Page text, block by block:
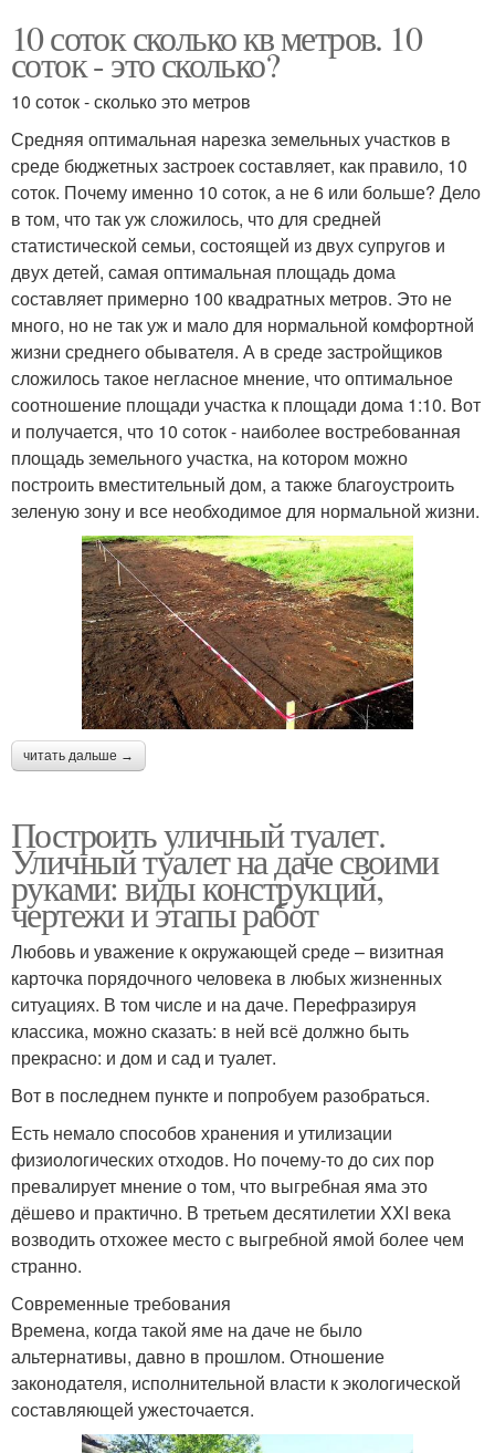
10 соток сколько кв метров. 10
соток - это сколько?
10 соток - сколько это метров
Средняя оптимальная нарезка земельных участков в
среде бюджетных застроек составляет, как правило, 10
соток. Почему именно 10 соток, а не 6 или больше? Дело
в том, что так уж сложилось, что для средней
статистической семьи, состоящей из двух супругов и
двух детей, самая оптимальная площадь дома
составляет примерно 100 квадратных метров. Это не
много, но не так уж и мало для нормальной комфортной
жизни среднего обывателя. А в среде застройщиков
сложилось такое негласное мнение, что оптимальное
соотношение площади участка к площади дома 1:10. Вот
и получается, что 10 соток - наиболее востребованная
площадь земельного участка, на котором можно
построить вместительный дом, а также благоустроить
зеленую зону и все необходимое для нормальной жизни.
читать дальше →
Построить уличный туалет.
Уличный туалет на даче своими
руками: виды конструкций,
чертежи и этапы работ
Любовь и уважение к окружающей среде – визитная
карточка порядочного человека в любых жизненных
ситуациях. В том числе и на даче. Перефразируя
классика, можно сказать: в ней всё должно быть
прекрасно: и дом и сад и туалет.
Вот в последнем пункте и попробуем разобраться.
Есть немало способов хранения и утилизации
физиологических отходов. Но почему-то до сих пор
превалирует мнение о том, что выгребная яма это
дёшево и практично. В третьем десятилетии XXI века
возводить отхожее место с выгребной ямой более чем
странно.
Современные требования
Времена, когда такой яме на даче не было
альтернативы, давно в прошлом. Отношение
законодателя, исполнительной власти к экологической
составляющей ужесточается.